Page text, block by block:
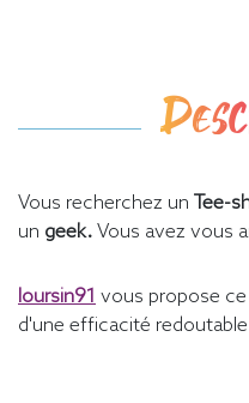
Vous recherchez un Tee-
un geek. Vous avez vous
loursin91 vous propose
d'une efficacité